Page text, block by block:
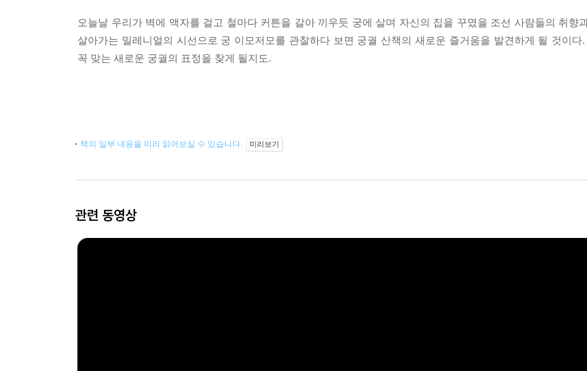
오늘날 우리가 벽에 액자를 걸고 철마다 커튼을 갈아 끼우듯 궁에 살며 자신의 집을 꾸몄을 조선 사람들의 취향
살아가는 밀레니얼의 시선으로 궁 이모저모를 관찰하다 보면 궁궐 산책의 새로운 즐거움을 발견하게 될 것이다
꼭 맞는 새로운 궁궐의 표정을 찾게 될지도.
책의 일부 내용을 미리 읽어보실 수 있습니다. 미리보기
관련 동영상